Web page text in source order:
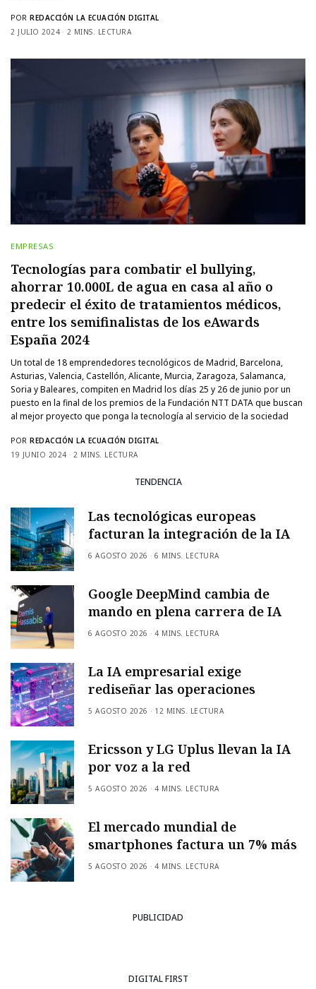
POR REDACCIÓN LA ECUACIÓN DIGITAL
2 JULIO 2024
2 MINS. LECTURA
EMPRESAS
Tecnologías para combatir el bullying,
ahorrar 10.000L de agua en casa al año o
predecir el éxito de tratamientos médicos,
entre los semifinalistas de los eAwards
España 2024
Un total de 18 emprendedores tecnológicos de Madrid, Barcelona,
Asturias, Valencia, Castellón, Alicante, Murcia, Zaragoza, Salamanca,
Soria y Baleares, compiten en Madrid los días 25 y 26 de junio por un
puesto en la final de los premios de la Fundación NTT DATA que buscan
al mejor proyecto que ponga la tecnología al servicio de la sociedad
POR REDACCIÓN LA ECUACIÓN DIGITAL
19 JUNIO 2024
2 MINS. LECTURA
TENDENCIA
Las tecnológicas europeas
facturan la integración de la IA
6 AGOSTO 2026 6 MINS. LECTURA
Google DeepMind cambia de
mando en plena carrera de IA
6 AGOSTO 2026 4 MINS. LECTURA
La IA empresarial exige
rediseñar las operaciones
5 AGOSTO 2026 12 MINS. LECTURA
Ericsson y LG Uplus llevan la IA
por voz a la red
5 AGOSTO 2026 4 MINS. LECTURA
El mercado mundial de
smartphones factura un 7% más
5 AGOSTO 2026 4 MINS. LECTURA
PUBLICIDAD
DIGITAL FIRST